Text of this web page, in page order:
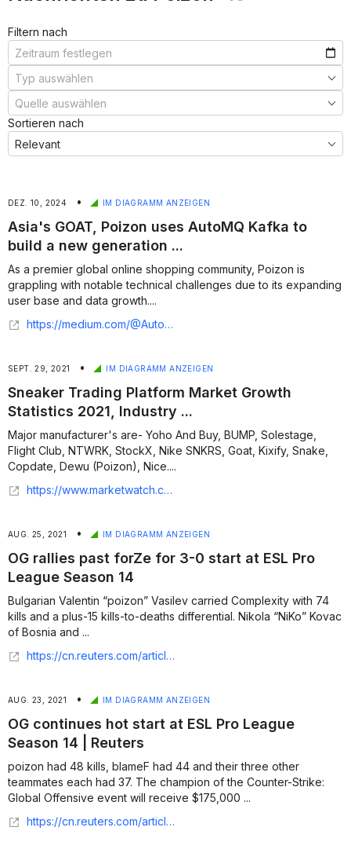
Filtern nach
Sortieren nach
DEZ. 10, 2024 • IM DIAGRAMM ANZEIGEN
Asia's GOAT, Poizon uses AutoMQ Kafka to
build a new generation ...
As a premier global online shopping community, Poizon is
grappling with notable technical challenges due to its expanding
user base and data growth....
https://medium.com/@AutoMQ/asias-goat-poizon-uses-automq-kafka-to-build-a-new-generation-observability-platform-for-massive-17f55f804888
SEPT. 29, 2021 • IM DIAGRAMM ANZEIGEN
Sneaker Trading Platform Market Growth
Statistics 2021, Industry ...
Major manufacturer's are- Yoho And Buy, BUMP, Solestage,
Flight Club, NTWRK, StockX, Nike SNKRS, Goat, Kixify, Snake,
Copdate, Dewu (Poizon), Nice....
https://www.marketwatch.com/press-release/sneaker-trading-platform-market-growth-statistics-2021-industry-trends-size-share-major-countries-data-business-strategies-emerging-technology-product-portfolio-top-manufacturers-analysis-demand-status-and-forecast-to-2025-2021-09-28
AUG. 25, 2021 • IM DIAGRAMM ANZEIGEN
OG rallies past forZe for 3-0 start at ESL Pro
League Season 14
Bulgarian Valentin “poizon” Vasilev carried Complexity with 74
kills and a plus-15 kills-to-deaths differential. Nikola “NiKo” Kovac
of Bosnia and ...
https://cn.reuters.com/article/esports-csgo-esl-pro-league14-recap/og-rallies-past-forze-for-3-0-start-at-esl-pro-league-season-14-idUSFLM9yZY8F
AUG. 23, 2021 • IM DIAGRAMM ANZEIGEN
OG continues hot start at ESL Pro League
Season 14 | Reuters
poizon had 48 kills, blameF had 44 and their three other
teammates each had 37. The champion of the Counter-Strike:
Global Offensive event will receive $175,000 ...
https://cn.reuters.com/article/esports-csgo-esl-pro-league14-recap/og-continues-hot-start-at-esl-pro-league-season-14-idUSFLM844WVn